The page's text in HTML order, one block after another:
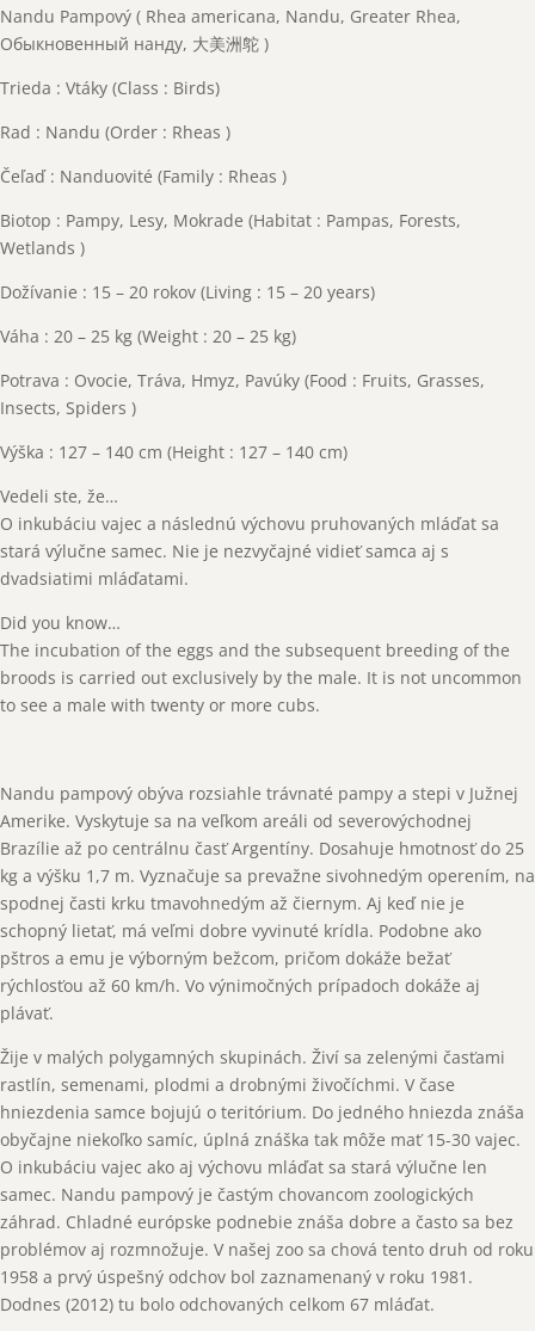
Nandu Pampový ( Rhea americana, Nandu, Greater Rhea,
Обыкновенный нанду, 大美洲鸵 )
Trieda : Vtáky (Class : Birds)
Rad : Nandu (Order : Rheas )
Čeľaď : Nanduovité (Family : Rheas )
Biotop : Pampy, Lesy, Mokrade (Habitat : Pampas, Forests,
Wetlands )
Dožívanie : 15 – 20 rokov (Living : 15 – 20 years)
Váha : 20 – 25 kg (Weight : 20 – 25 kg)
Potrava : Ovocie, Tráva, Hmyz, Pavúky (Food : Fruits, Grasses,
Insects, Spiders )
Výška : 127 – 140 cm (Height : 127 – 140 cm)
Vedeli ste, že…
O inkubáciu vajec a následnú výchovu pruhovaných mláďat sa
stará výlučne samec. Nie je nezvyčajné vidieť samca aj s
dvadsiatimi mláďatami.
Did you know…
The incubation of the eggs and the subsequent breeding of the
broods is carried out exclusively by the male. It is not uncommon
to see a male with twenty or more cubs.
Nandu pampový obýva rozsiahle trávnaté pampy a stepi v Južnej
Amerike. Vyskytuje sa na veľkom areáli od severovýchodnej
Brazílie až po centrálnu časť Argentíny. Dosahuje hmotnosť do 25
kg a výšku 1,7 m. Vyznačuje sa prevažne sivohnedým operením, na
spodnej časti krku tmavohnedým až čiernym. Aj keď nie je
schopný lietať, má veľmi dobre vyvinuté krídla. Podobne ako
pštros a emu je výborným bežcom, pričom dokáže bežať
rýchlosťou až 60 km/h. Vo výnimočných prípadoch dokáže aj
plávať.
Žije v malých polygamných skupinách. Živí sa zelenými časťami
rastlín, semenami, plodmi a drobnými živočíchmi. V čase
hniezdenia samce bojujú o teritórium. Do jedného hniezda znáša
obyčajne niekoľko samíc, úplná znáška tak môže mať 15-30 vajec.
O inkubáciu vajec ako aj výchovu mláďat sa stará výlučne len
samec. Nandu pampový je častým chovancom zoologických
záhrad. Chladné európske podnebie znáša dobre a často sa bez
problémov aj rozmnožuje. V našej zoo sa chová tento druh od roku
1958 a prvý úspešný odchov bol zaznamenaný v roku 1981.
Dodnes (2012) tu bolo odchovaných celkom 67 mláďat.